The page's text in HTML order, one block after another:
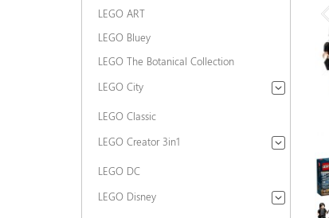
LEGO ART
LEGO Bluey
LEGO The Botanical Collection
LEGO City
LEGO Classic
LEGO Creator 3in1
LEGO DC
LEGO Disney